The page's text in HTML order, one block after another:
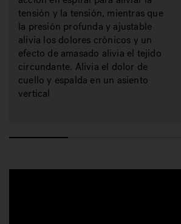
tensión y la tensión, mientras que
la presión profunda y ajustable
alivia los dolores crónicos y un
efecto de amasado alivia el tejido
circundante. Alivia el dolor de
cuello y espalda en un asiento
vertical